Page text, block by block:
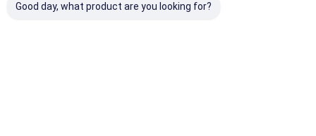
Good day, what product are you looking for?